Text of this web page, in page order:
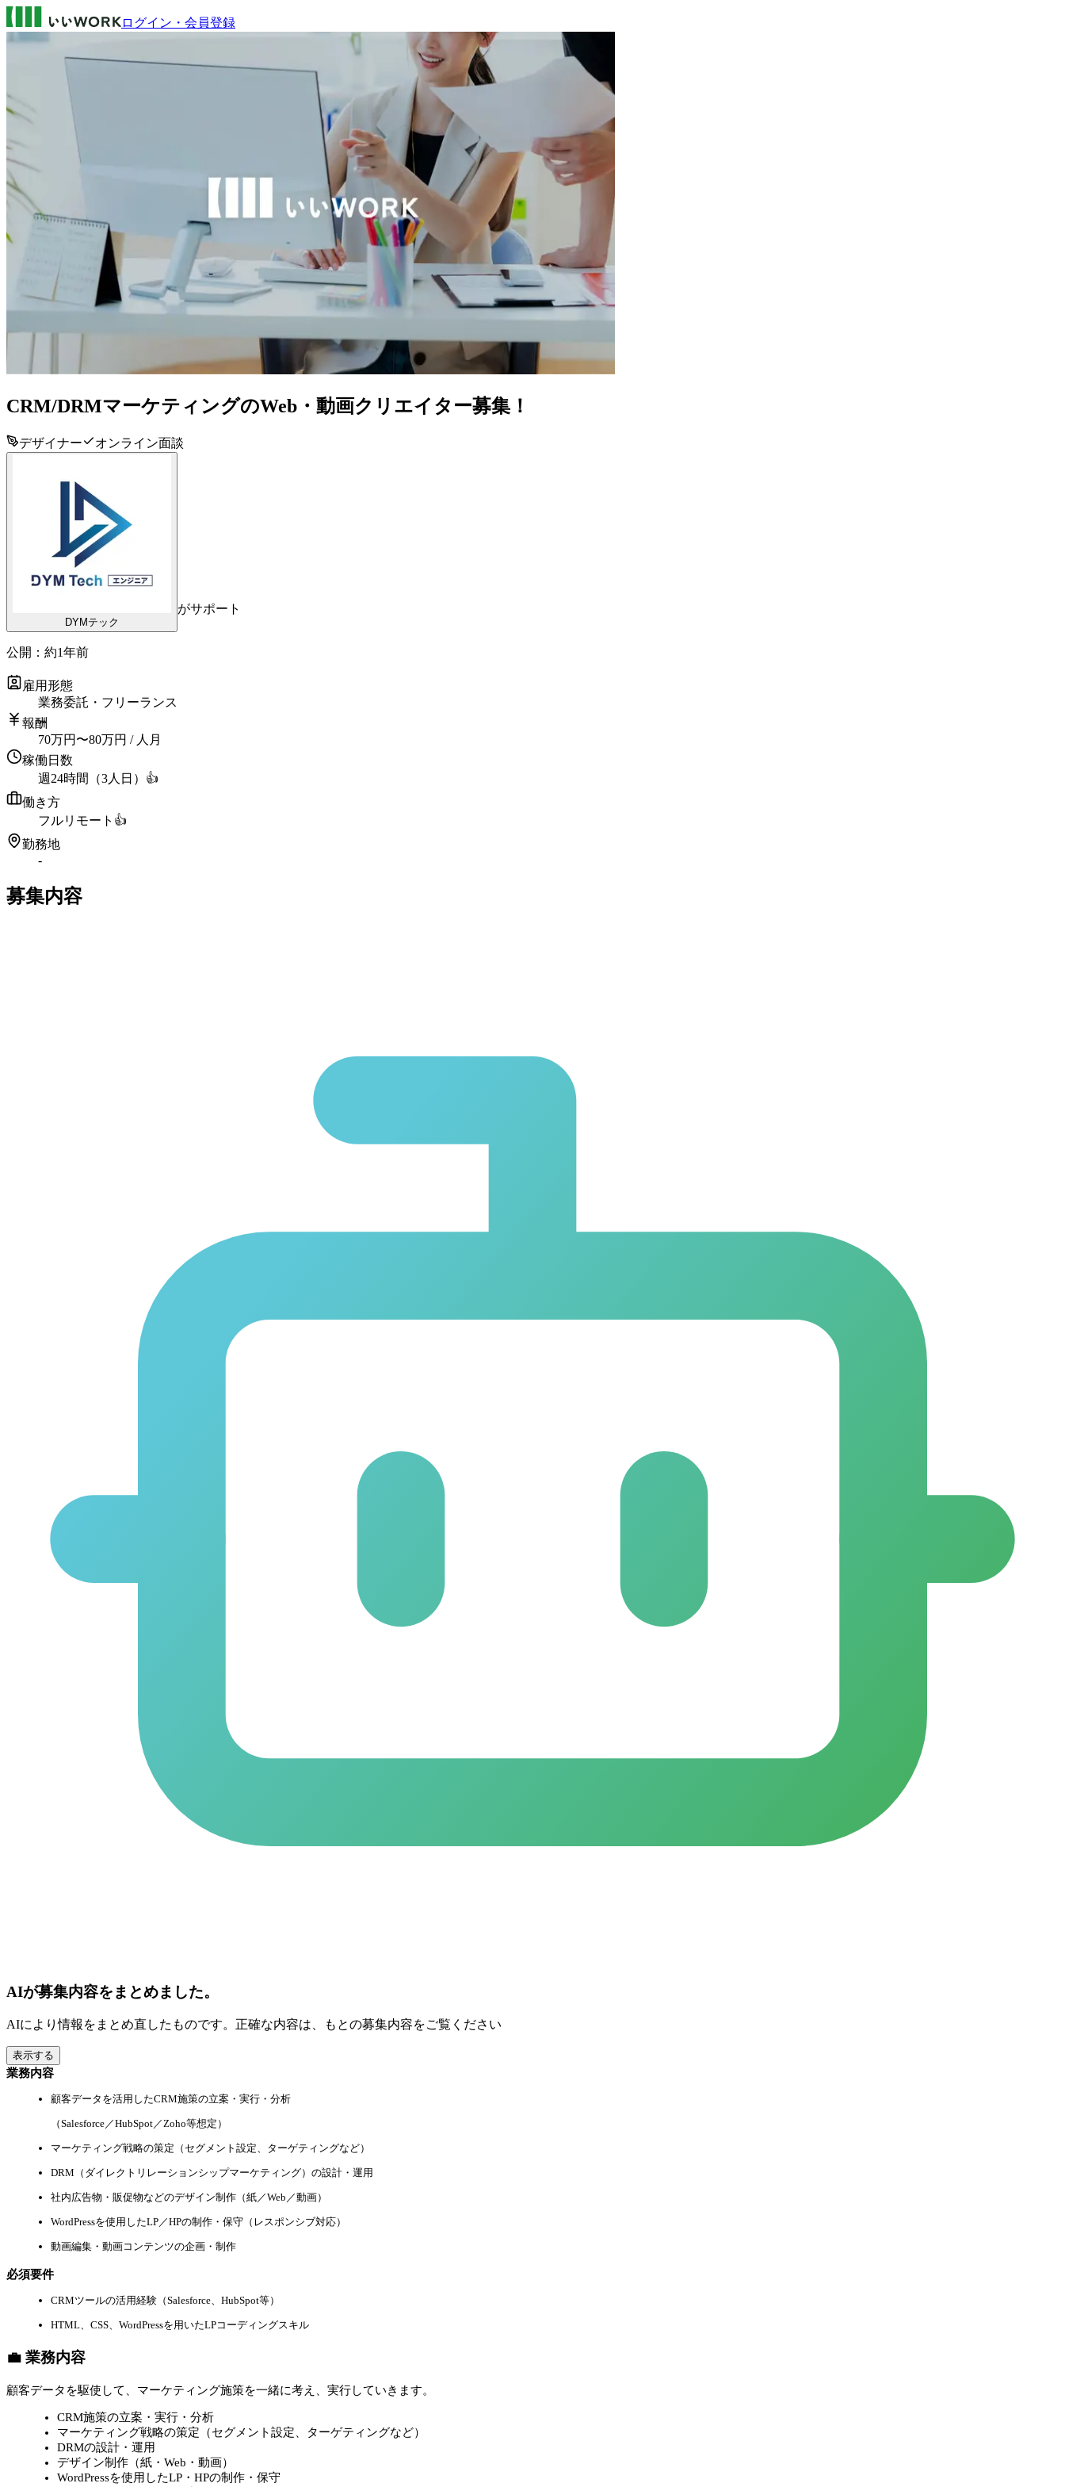
ログイン・会員登録
CRM/DRMマーケティングのWeb・動画クリエイター募集！
デザイナー オンライン面談
DYMテック
がサポート
公開： 約1年前
雇用形態
業務委託・フリーランス
報酬
70万円 〜80万円 / 人月
稼働日数
週24時間（3人日） 👍
働き方
フルリモート 👍
勤務地
-
募集内容
AIが募集内容をまとめました。
AIにより情報をまとめ直したものです。正確な内容は、もとの募集内容をご覧ください
表示する
業務内容
顧客データを活用したCRM施策の立案・実行・分析
（Salesforce／HubSpot／Zoho等想定）
マーケティング戦略の策定（セグメント設定、ターゲティングなど）
DRM（ダイレクトリレーションシップマーケティング）の設計・運用
社内広告物・販促物などのデザイン制作（紙／Web／動画）
WordPressを使用したLP／HPの制作・保守（レスポンシブ対応）
動画編集・動画コンテンツの企画・制作
必須要件
CRMツールの活用経験（Salesforce、HubSpot等）
HTML、CSS、WordPressを用いたLPコーディングスキル
💼 業務内容
顧客データを駆使して、マーケティング施策を一緒に考え、実行していきます。
CRM施策の立案・実行・分析
マーケティング戦略の策定（セグメント設定、ターゲティングなど）
DRMの設計・運用
デザイン制作（紙・Web・動画）
WordPressを使用したLP・HPの制作・保守